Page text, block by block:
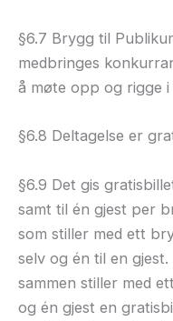
§6.7 Brygg til
medbringes
å møte opp og rigge
§6.8 Deltagelse er
§6.9 Det gis
samt til én gjest per
som stiller med ett
selv og én til en
sammen stiller med
og én gjest en